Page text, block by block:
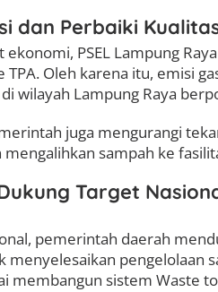
dan Perbaiki
ekonomi, PSEL Lampung
TPA. Oleh karena itu, emisi
wilayah Lampung Raya
juga mengurangi
mengalihkan sampah ke
Target
pemerintah daerah
menyelesaikan pengelolaan
membangun sistem Waste